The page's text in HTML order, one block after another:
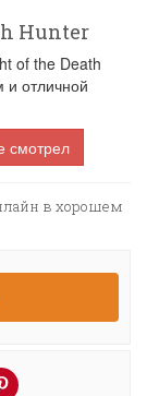
Hunter
of the Death
и отличной
смотрел
в хорошем